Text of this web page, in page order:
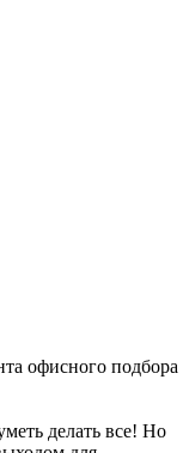
офисного подбора
делать все! Но